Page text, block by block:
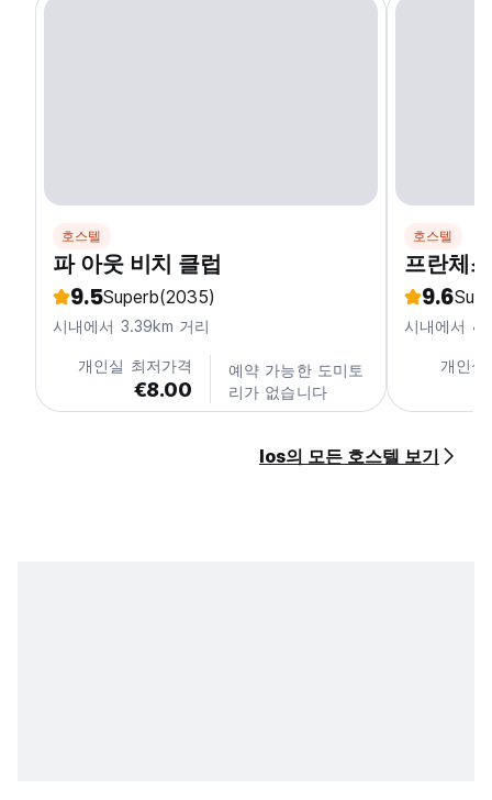
호스텔
파 아웃 비치 클럽
9.5Superb(2035)
시내에서 3.39km 거리
개인실 최저가격
€8.00
예약 가능한 도미토
리가 없습니다
호스텔
프란체
9.6
시내에서
개인실
Ios의 모든 호스텔 보기